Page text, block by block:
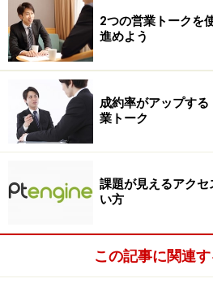
2つの営業トークを
進めよう
成約率がアップす
業トーク
課題が見えるアク
い方
この記事に関連